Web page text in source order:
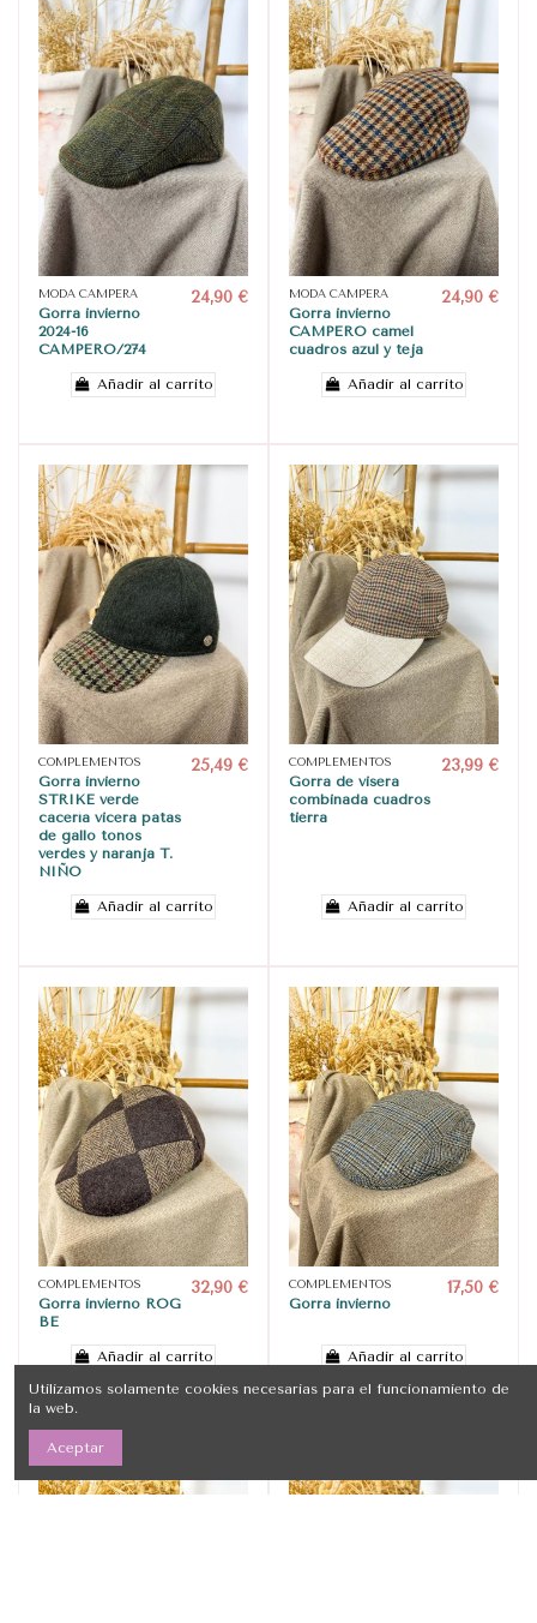
MODA CAMPERA
Gorra invierno
2024-16
CAMPERO/274
24,90 €
Añadir al carrito
MODA CAMPERA
Gorra invierno
CAMPERO camel
cuadros azul y teja
24,90 €
Añadir al carrito
COMPLEMENTOS
Gorra invierno
STRIKE verde
cacería vicera patas
de gallo tonos
verdes y naranja T.
NIÑO
25,49 €
Añadir al carrito
COMPLEMENTOS
Gorra de visera
combinada cuadros
tierra
23,99 €
Añadir al carrito
COMPLEMENTOS
Gorra invierno ROG
BE
32,90 €
Añadir al carrito
COMPLEMENTOS
Gorra invierno
17,50 €
Añadir al carrito
Utilizamos solamente cookies necesarias para el funcionamiento de
la web.
Aceptar